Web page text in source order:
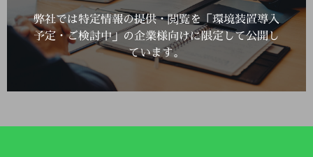
弊社では特定情報の提供・閲覧を「環境装置導入
予定・ご検討中」の企業様向けに限定して公開し
ています。
詳しくはこちら